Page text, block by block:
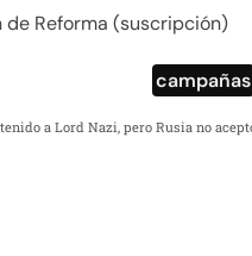
de Reforma (suscripción)
campañas